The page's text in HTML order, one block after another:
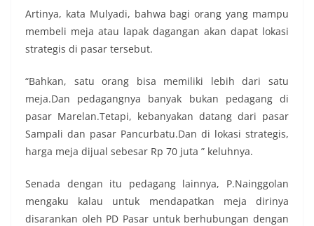
Artinya, kata Mulyadi, bahwa bagi orang yang mampu
membeli meja atau lapak dagangan akan dapat lokasi
strategis di pasar tersebut.
“Bahkan, satu orang bisa memiliki lebih dari satu
meja.Dan pedagangnya banyak bukan pedagang di
pasar Marelan.Tetapi, kebanyakan datang dari pasar
Sampali dan pasar Pancurbatu.Dan di lokasi strategis,
harga meja dijual sebesar Rp 70 juta ” keluhnya.
Senada dengan itu pedagang lainnya, P.Nainggolan
mengaku kalau untuk mendapatkan meja dirinya
disarankan oleh PD Pasar untuk berhubungan dengan